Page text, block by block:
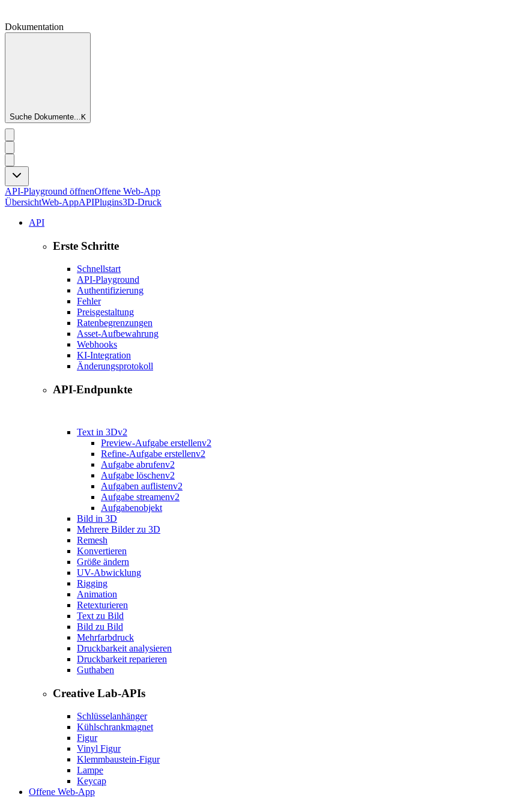
Dokumentation
Suche Dokumente...K
API-Playground öffnenOffene Web-App
ÜbersichtWeb-AppAPIPlugins3D-Druck
API
Erste Schritte
Schnellstart
API-Playground
Authentifizierung
Fehler
Preisgestaltung
Ratenbegrenzungen
Asset-Aufbewahrung
Webhooks
KI-Integration
Änderungsprotokoll
API-Endpunkte
Text in 3Dv2
Preview-Aufgabe erstellenv2
Refine-Aufgabe erstellenv2
Aufgabe abrufenv2
Aufgabe löschenv2
Aufgaben auflistenv2
Aufgabe streamenv2
Aufgabenobjekt
Bild in 3D
Mehrere Bilder zu 3D
Remesh
Konvertieren
Größe ändern
UV-Abwicklung
Rigging
Animation
Retexturieren
Text zu Bild
Bild zu Bild
Mehrfarbdruck
Druckbarkeit analysieren
Druckbarkeit reparieren
Guthaben
Creative Lab-APIs
Schlüsselanhänger
Kühlschrankmagnet
Figur
Vinyl Figur
Klemmbaustein-Figur
Lampe
Keycap
Offene Web-App